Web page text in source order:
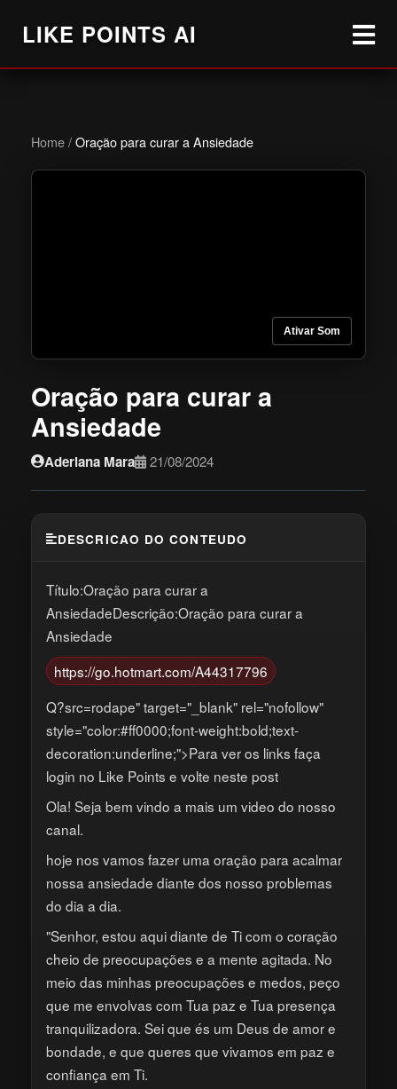
LIKE POINTS AI
Home/Oração para curar a Ansiedade
Ativar Som
Oração para curar a
Ansiedade
Aderlana Mara 21/08/2024
DESCRICAO DO CONTEUDO
Título:Oração para curar a
AnsiedadeDescrição:Oração para curar a
Ansiedade
https://go.hotmart.com/A44317796
Q?src=rodape" target="_blank" rel="nofollow"
style="color:#ff0000;font-weight:bold;text-
decoration:underline;">Para ver os links faça
login no Like Points e volte neste post
Ola! Seja bem vindo a mais um video do nosso
canal.
hoje nos vamos fazer uma oração para acalmar
nossa ansiedade diante dos nosso problemas
do dia a dia.
"Senhor, estou aqui diante de Ti com o coração
cheio de preocupações e a mente agitada. No
meio das minhas preocupações e medos, peço
que me envolvas com Tua paz e Tua presença
tranquilizadora. Sei que és um Deus de amor e
bondade, e que queres que vivamos em paz e
confiança em Ti.